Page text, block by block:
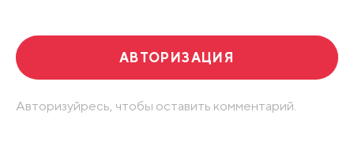
АВТОРИЗАЦИЯ
Авторизуйресь, чтобы оставить комментарий.